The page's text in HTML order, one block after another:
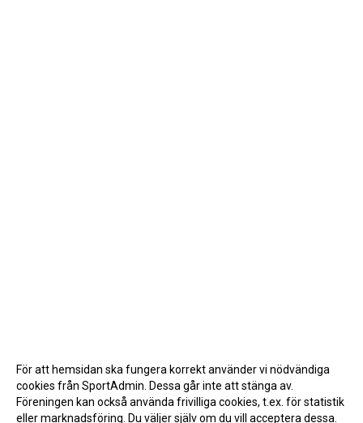
För att hemsidan ska fungera korrekt använder vi nödvändiga
cookies från SportAdmin. Dessa går inte att stänga av.
Föreningen kan också använda frivilliga cookies, t.ex. för statistik
eller marknadsföring. Du väljer själv om du vill acceptera dessa.